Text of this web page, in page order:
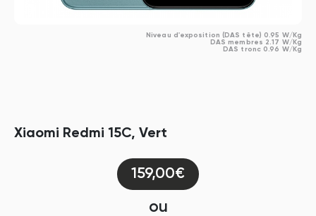
Niveau d'exposition (DAS tête) 0.95 W/Kg
DAS membres 2.17 W/Kg
DAS tronc 0.96 W/Kg
Xiaomi Redmi 15C, Vert
159,00€
ou